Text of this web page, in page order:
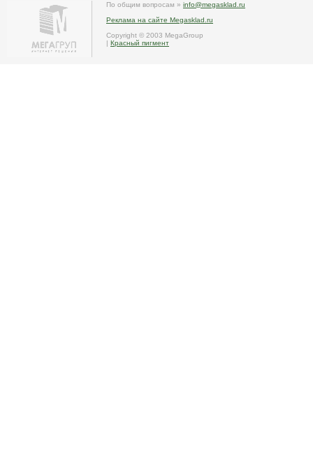
По общим вопросам » info@megasklad.ru
Реклама на сайте Megasklad.ru
Copyright © 2003 MegaGroup
| Красный пигмент